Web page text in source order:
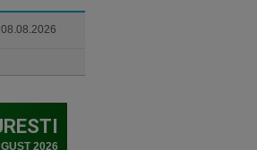
08.08.2026